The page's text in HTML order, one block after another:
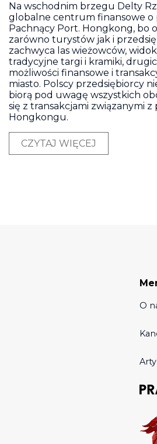
Na wschodnim brzegu Delty
globalne centrum finansowe o
Pachnący Port. Hongkong, bo
zarówno turystów jak i
zachwyca las wieżowców,
tradycyjne targi i kramiki,
możliwości finansowe i
miasto. Polscy przedsiębiorcy
biorą pod uwagę wszystkich
się z transakcjami związanymi
Hongkongu.
CZYTAJ WIĘCEJ
O